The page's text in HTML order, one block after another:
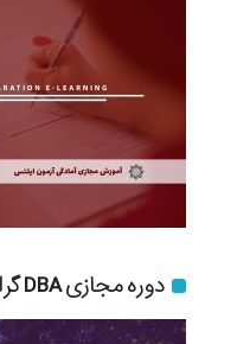
دوره مجازی DBA گرایش املاک و مستغلات